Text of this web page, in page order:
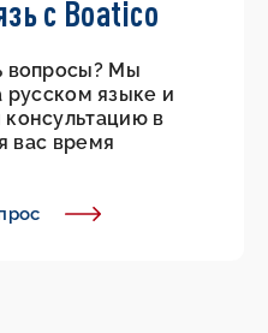
с Boatico
вопросы? Мы
русском языке и
консультацию в
вас время